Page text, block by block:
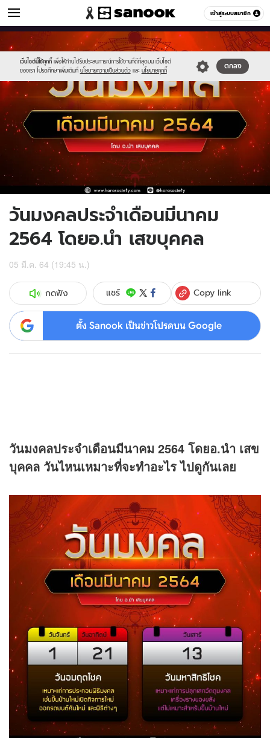
เข้าสู่ระบบสมาชิก
ดูดวง หมวดอื่นๆ
เว็บไซต์นี้ใช้คุกกี้ เพื่อให้ท่านได้รับประสบการณ์การใช้งานที่ดีที่สุดบน เว็บไซต์
ของเรา โปรดศึกษาเพิ่มเติมที่ นโยบายความเป็นส่วนตัว และ นโยบายคุกกี้
ตกลง
Sanook
//s.isanook.com/sr/0/images/logo-
new-
sanook.png
//s.isanook.com/ho/0/ud/40/201653/newproject-
2021-
03t1428.jpg
วันมงคลประจำเดือนมีนาคม
2564 โดยอ.นำ เสขบุคคล
05 มี.ค. 64 (19:45 น.)
กดฟัง แชร์ Copy link
ตั้ง Sanook เป็นข่าวโปรดบน Google
วันมงคลประจำเดือนมีนาคม 2564 โดยอ.นำ เสข
บุคคล วันไหนเหมาะที่จะทำอะไร ไปดูกันเลย